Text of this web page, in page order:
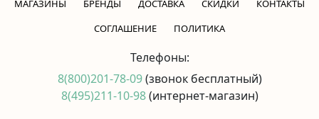
МАГАЗИНЫ БРЕНДЫ ДОСТАВКА СКИДКИ
КОНТАКТЫ
CОГЛАШЕНИЕ
ПОЛИТИКА
Телефоны:
8(800)201-78-09(звонок бесплатный)
8(495)211-10-98(интернет-магазин)